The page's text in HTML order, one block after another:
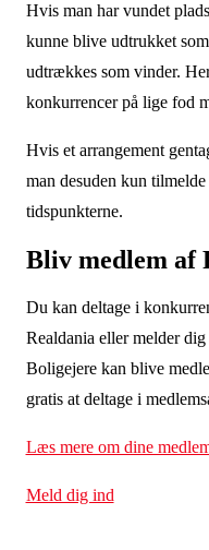
Hvis man har vundet
kunne blive udtrukket
udtrækkes som vinder.
konkurrencer på lige fod
Hvis et arrangement
man desuden kun
tidspunkterne.
Bliv medlem af
Du kan deltage i
Realdania eller melder
Boligejere kan blive
gratis at deltage i
Læs mere om dine
Meld dig ind